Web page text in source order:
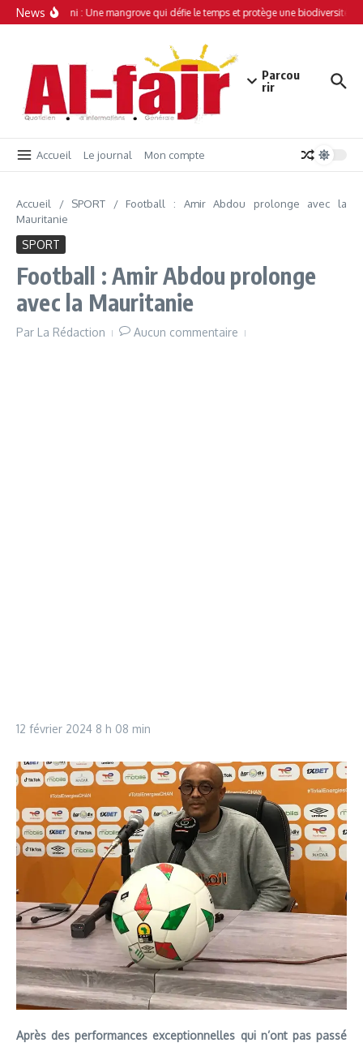
Aller au contenu
News
Simamboini : Une mangrove qui défie le temps et protège une biodiversité
Parcou
rir
Accueil Le journal Mon compte
Accueil / SPORT / Football : Amir Abdou prolonge avec la
Mauritanie
SPORT
Football : Amir Abdou prolonge
avec la Mauritanie
Par La Rédaction Aucun commentaire
12 février 2024 8 h 08 min
Après des performances exceptionnelles qui n’ont pas passé